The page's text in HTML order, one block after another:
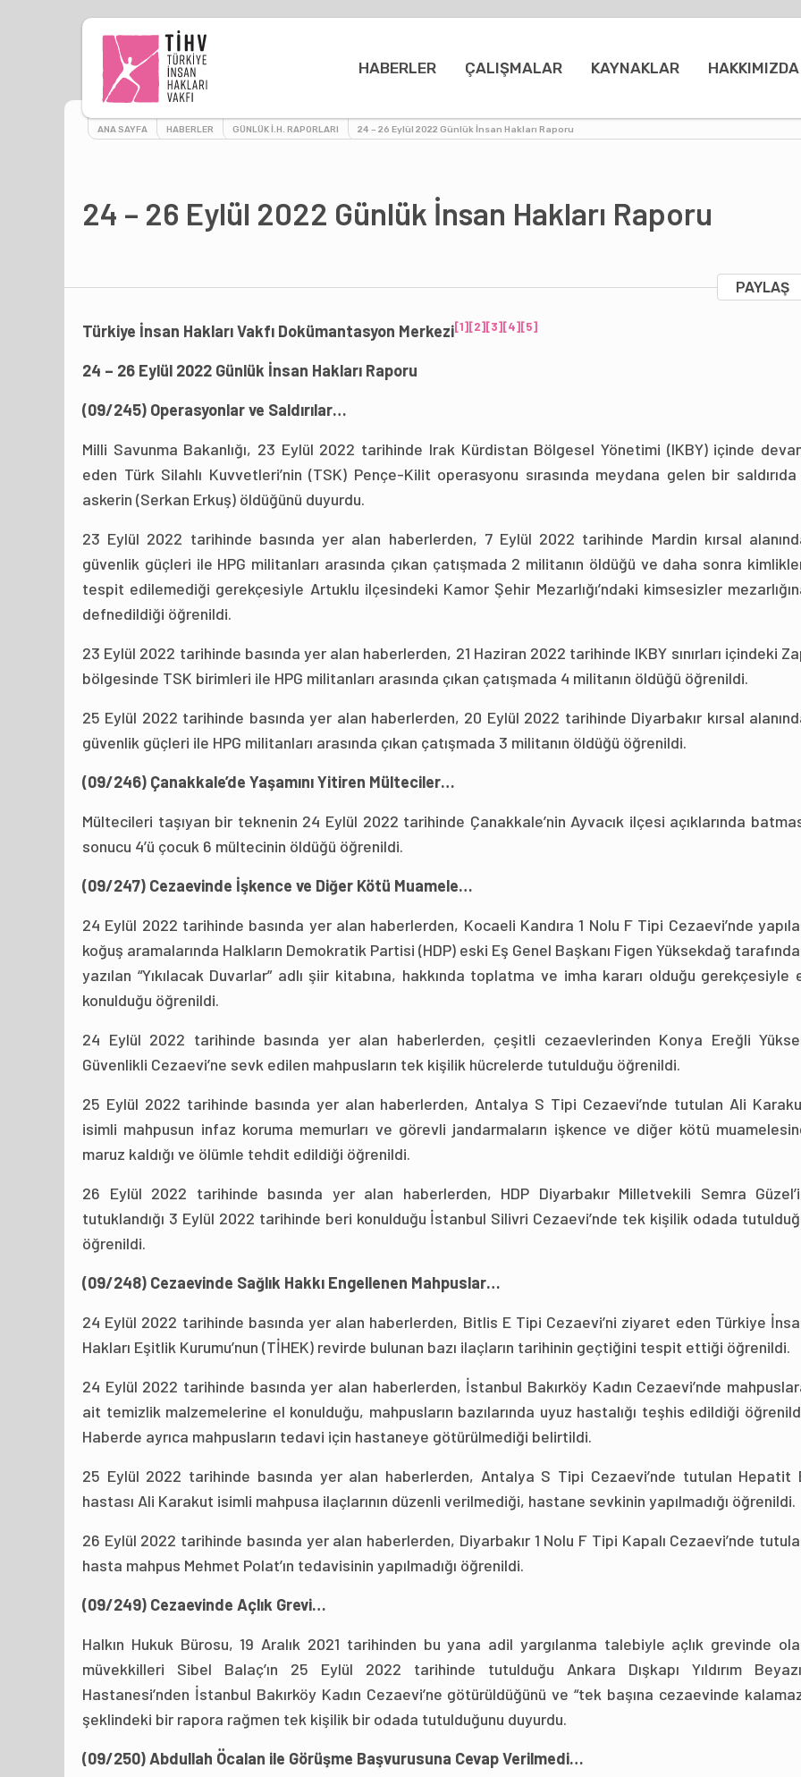
HABERLER ÇALIŞMALAR KAYNAKLAR HAKKIMIZDA
ANA SAYFA HABERLER GÜNLÜK İ.H. RAPORLARI 24 – 26 Eylül 2022 Günlük İnsan Hakları Raporu
24 – 26 Eylül 2022 Günlük İnsan Hakları Raporu
PAYLAŞ
Türkiye İnsan Hakları Vakfı Dokümantasyon Merkezi[1][2][3][4][5]
24 – 26 Eylül 2022 Günlük İnsan Hakları Raporu
(09/245) Operasyonlar ve Saldırılar…
Milli Savunma Bakanlığı, 23 Eylül 2022 tarihinde Irak Kürdistan Bölgesel Yönetimi (IKBY) içinde
eden Türk Silahlı Kuvvetleri’nin (TSK) Pençe-Kilit operasyonu sırasında meydana gelen bir saldırıda
askerin (Serkan Erkuş) öldüğünü duyurdu.
23 Eylül 2022 tarihinde basında yer alan haberlerden, 7 Eylül 2022 tarihinde Mardin kırsal
güvenlik güçleri ile HPG militanları arasında çıkan çatışmada 2 militanın öldüğü ve daha sonra
tespit edilemediği gerekçesiyle Artuklu ilçesindeki Kamor Şehir Mezarlığı’ndaki kimsesizler
defnedildiği öğrenildi.
23 Eylül 2022 tarihinde basında yer alan haberlerden, 21 Haziran 2022 tarihinde IKBY sınırları içindeki
bölgesinde TSK birimleri ile HPG militanları arasında çıkan çatışmada 4 militanın öldüğü öğrenildi.
25 Eylül 2022 tarihinde basında yer alan haberlerden, 20 Eylül 2022 tarihinde Diyarbakır kırsal
güvenlik güçleri ile HPG militanları arasında çıkan çatışmada 3 militanın öldüğü öğrenildi.
(09/246) Çanakkale’de Yaşamını Yitiren Mülteciler…
Mültecileri taşıyan bir teknenin 24 Eylül 2022 tarihinde Çanakkale’nin Ayvacık ilçesi açıklarında
sonucu 4’ü çocuk 6 mültecinin öldüğü öğrenildi.
(09/247) Cezaevinde İşkence ve Diğer Kötü Muamele…
24 Eylül 2022 tarihinde basında yer alan haberlerden, Kocaeli Kandıra 1 Nolu F Tipi Cezaevi’nde
koğuş aramalarında Halkların Demokratik Partisi (HDP) eski Eş Genel Başkanı Figen Yüksekdağ
yazılan “Yıkılacak Duvarlar” adlı şiir kitabına, hakkında toplatma ve imha kararı olduğu gerekçesiyle
konulduğu öğrenildi.
24 Eylül 2022 tarihinde basında yer alan haberlerden, çeşitli cezaevlerinden Konya Ereğli
Güvenlikli Cezaevi’ne sevk edilen mahpusların tek kişilik hücrelerde tutulduğu öğrenildi.
25 Eylül 2022 tarihinde basında yer alan haberlerden, Antalya S Tipi Cezaevi’nde tutulan Ali
isimli mahpusun infaz koruma memurları ve görevli jandarmaların işkence ve diğer kötü
maruz kaldığı ve ölümle tehdit edildiği öğrenildi.
26 Eylül 2022 tarihinde basında yer alan haberlerden, HDP Diyarbakır Milletvekili Semra
tutuklandığı 3 Eylül 2022 tarihinde beri konulduğu İstanbul Silivri Cezaevi’nde tek kişilik odada
öğrenildi.
(09/248) Cezaevinde Sağlık Hakkı Engellenen Mahpuslar…
24 Eylül 2022 tarihinde basında yer alan haberlerden, Bitlis E Tipi Cezaevi’ni ziyaret eden Türkiye
Hakları Eşitlik Kurumu’nun (TİHEK) revirde bulunan bazı ilaçların tarihinin geçtiğini tespit ettiği öğrenildi.
24 Eylül 2022 tarihinde basında yer alan haberlerden, İstanbul Bakırköy Kadın Cezaevi’nde
ait temizlik malzemelerine el konulduğu, mahpusların bazılarında uyuz hastalığı teşhis edildiği
Haberde ayrıca mahpusların tedavi için hastaneye götürülmediği belirtildi.
25 Eylül 2022 tarihinde basında yer alan haberlerden, Antalya S Tipi Cezaevi’nde tutulan Hepatit
hastası Ali Karakut isimli mahpusa ilaçlarının düzenli verilmediği, hastane sevkinin yapılmadığı öğrenildi.
26 Eylül 2022 tarihinde basında yer alan haberlerden, Diyarbakır 1 Nolu F Tipi Kapalı Cezaevi’nde
hasta mahpus Mehmet Polat’ın tedavisinin yapılmadığı öğrenildi.
(09/249) Cezaevinde Açlık Grevi…
Halkın Hukuk Bürosu, 19 Aralık 2021 tarihinden bu yana adil yargılanma talebiyle açlık grevinde
müvekkilleri Sibel Balaç’ın 25 Eylül 2022 tarihinde tutulduğu Ankara Dışkapı Yıldırım
Hastanesi’nden İstanbul Bakırköy Kadın Cezaevi’ne götürüldüğünü ve “tek başına cezaevinde
şeklindeki bir rapora rağmen tek kişilik bir odada tutulduğunu duyurdu.
(09/250) Abdullah Öcalan ile Görüşme Başvurusuna Cevap Verilmedi…